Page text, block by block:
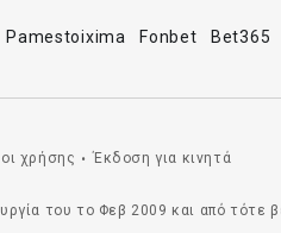
Pamestoixima Fonbet Bet365
χρήσης • Έκδοση για κινητά
του το Φεβ 2009 και από τότε